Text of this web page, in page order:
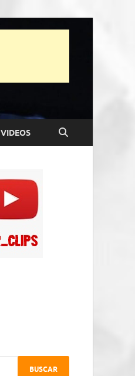
VIDEOS